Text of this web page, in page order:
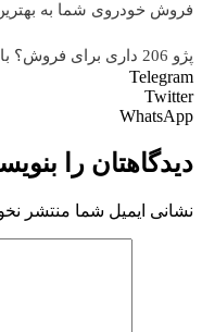
فروش خودروی شما به
پژو 206 داری برای فروش؟ با کارنامه به بهترین قیمت بفروش!
Telegram
Twitter
WhatsApp
دیدگاهتان را
نشانی ایمیل شما منتشر